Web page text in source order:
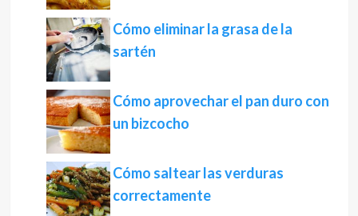
Cómo eliminar la grasa de la
sartén
Cómo aprovechar el pan duro con
un bizcocho
Cómo saltear las verduras
correctamente